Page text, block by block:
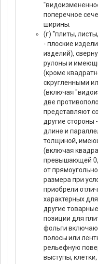
поперечное
ширины.
(г) "плиты,
- плоские
изделий),
рулоны и
(кроме
скругленными
(включая
две
представляют
другие стороны
длине и
толщиной,
(включая
превышающей
от
размера при
приобрели
характерных
другие
позиции для
фольги
полосы или
рельефную
выступы,